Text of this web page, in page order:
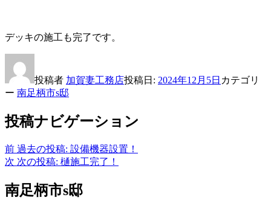
デッキの施工も完了です。
投稿者 加賀妻工務店投稿日: 2024年12月5日 カテゴリ
ー 南足柄市s邸
投稿ナビゲーション
前 過去の投稿: 設備機器設置！
次 次の投稿: 樋施工完了！
南足柄市s邸